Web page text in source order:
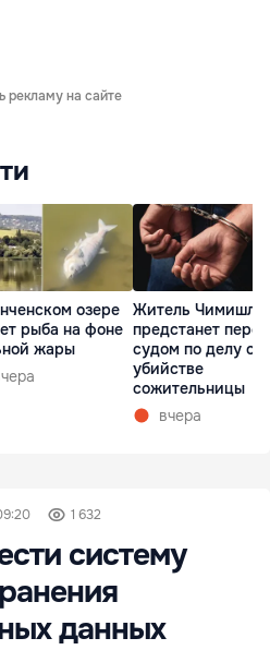
рекламу на сайте
озере
рыба на фоне
жары
Житель
предстанет перед
судом по делу об
убийстве
сожительницы
вчера
1 632
систему
данных